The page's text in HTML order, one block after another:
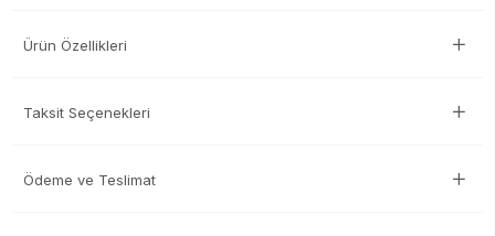
Ürün Özellikleri
Taksit Seçenekleri
Ödeme ve Teslimat